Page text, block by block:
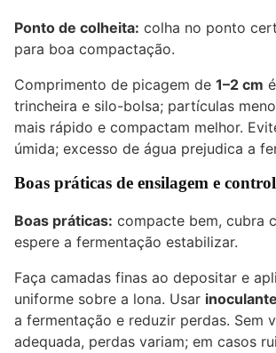
Ponto de colheita: colha no ponto
para boa compactação.
Comprimento de picagem de 1–2 cm
trincheira e silo-bolsa; partículas
mais rápido e compactam melhor.
úmida; excesso de água prejudica a
Boas práticas de ensilagem e
Boas práticas: compacte bem, cubra
espere a fermentação estabilizar.
Faça camadas finas ao depositar e
uniforme sobre a lona. Usar inoculante
a fermentação e reduzir perdas. Sem
adequada, perdas variam; em casos